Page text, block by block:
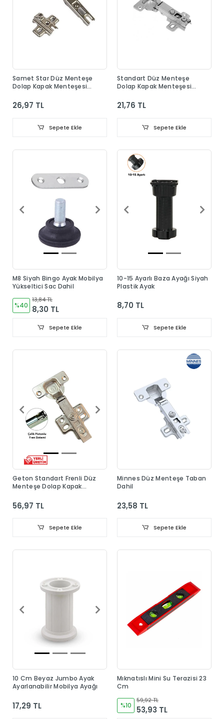
Samet Star Düz Menteşe
Dolap Kapak Menteşesi
26,97 TL
Sepete Ekle
Standart Düz Menteşe
Dolap Kapak Menteşesi
21,76 TL
Sepete Ekle
M8 Siyah Bingo Ayak Mobilya
Yükseltici Sac Dahil
%40
13,84 TL
8,30 TL
Sepete Ekle
10-15 Ayarlı Baza Ayağı Siyah
Plastik Ayak
8,70 TL
Sepete Ekle
Geton Standart Frenli Düz
Menteşe Dolap Kapak
56,97 TL
Sepete Ekle
Minnes Düz Menteşe Taban
Dahil
23,58 TL
Sepete Ekle
10 Cm Beyaz Jumbo Ayak
Ayarlanabilir Mobilya Ayağı
17,29 TL
Mıknatıslı Mini Su Terazisi 23
Cm
%10
59,92 TL
53,93 TL